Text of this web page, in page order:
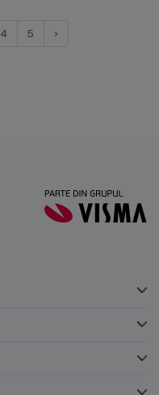
4 5 ›